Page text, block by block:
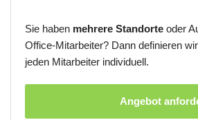
Sie haben mehrere Standorte oder
Office-Mitarbeiter? Dann definieren
jeden Mitarbeiter individuell.
Angebot